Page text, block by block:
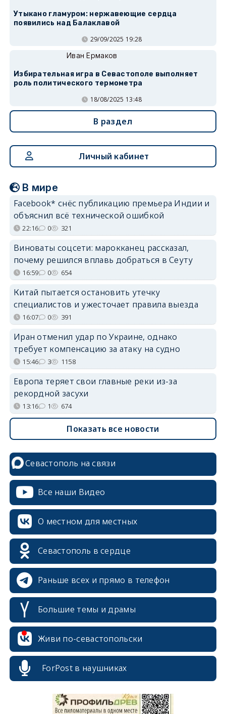
Утыкано гламуром: нержавеющие сердца
появились над Балаклавой
29/09/2025 19:28
Иван Ермаков
Избирательная игра в Севастополе выполняет
роль политического термометра
18/08/2025 13:48
В раздел
Личный кабинет
В мире
Facebook* снёс публикацию премьера Индии и
объяснил всё технической ошибкой
22:16 0 321
Виноваты соцсети: марокканец рассказал,
почему решился вплавь добраться в Сеуту
16:59 0 654
Китай пытается остановить утечку
специалистов и ужесточает правила выезда
16:07 0 391
Иран отменил удар по Украине, однако
требует компенсацию за атаку на судно
15:46 3 1158
Европа теряет свои главные реки из-за
рекордной засухи
13:16 1 674
Показать все новости
Севастополь на связи
Все наши Видео
О местном для местных
Севастополь в сердце
Раньше всех и прямо в телефон
Большие темы и драмы
Живи по-севастопольски
ForPost в наушниках